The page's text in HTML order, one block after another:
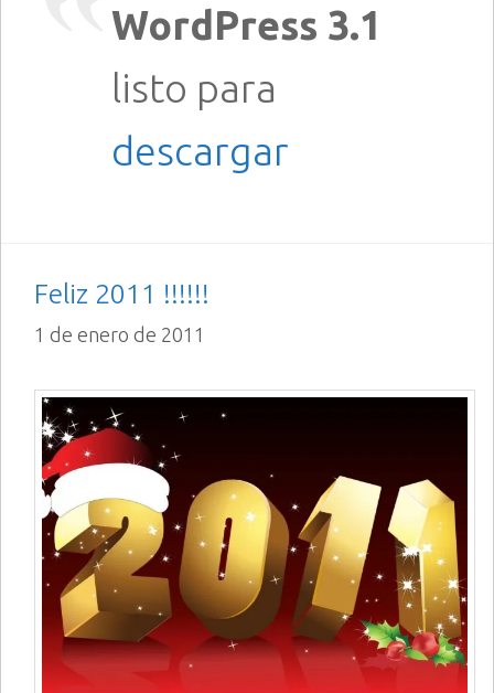
WordPress 3.1
listo para
descargar
Feliz 2011 !!!!!!
1 de enero de 2011